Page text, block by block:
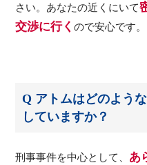
さい。あなたの近くにいて
交渉に行くので安心です。
Q アトムはどのよう
していますか？
刑事事件を中心として、 あ